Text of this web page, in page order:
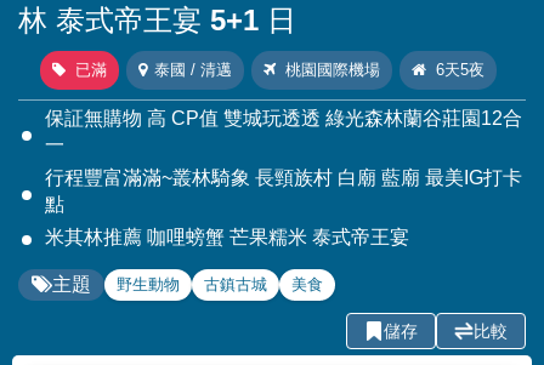
林 泰式帝王宴 5+1 日
已滿 泰國 / 清邁 桃園國際機場 6天5夜
保証無購物 高 CP值 雙城玩透透 綠光森林蘭谷莊園12合
一
行程豐富滿滿~叢林騎象 長頸族村 白廟 藍廟 最美IG打卡
點
米其林推薦 咖哩螃蟹 芒果糯米 泰式帝王宴
主題 野生動物 古鎮古城 美食
儲存 比較